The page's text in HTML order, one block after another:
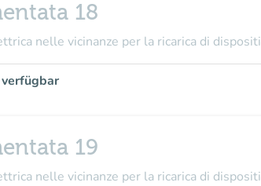
18
nelle vicinanze per la ricarica di
19
nelle vicinanze per la ricarica di